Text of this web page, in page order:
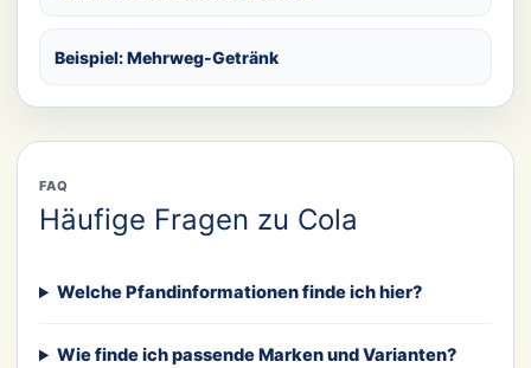
Beispiel: Mehrweg-Getränk
FAQ
Häufige Fragen zu Cola
Welche Pfandinformationen finde ich hier?
Wie finde ich passende Marken und Varianten?